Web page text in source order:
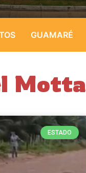
GUAMARÉ
Motta
ESTADO